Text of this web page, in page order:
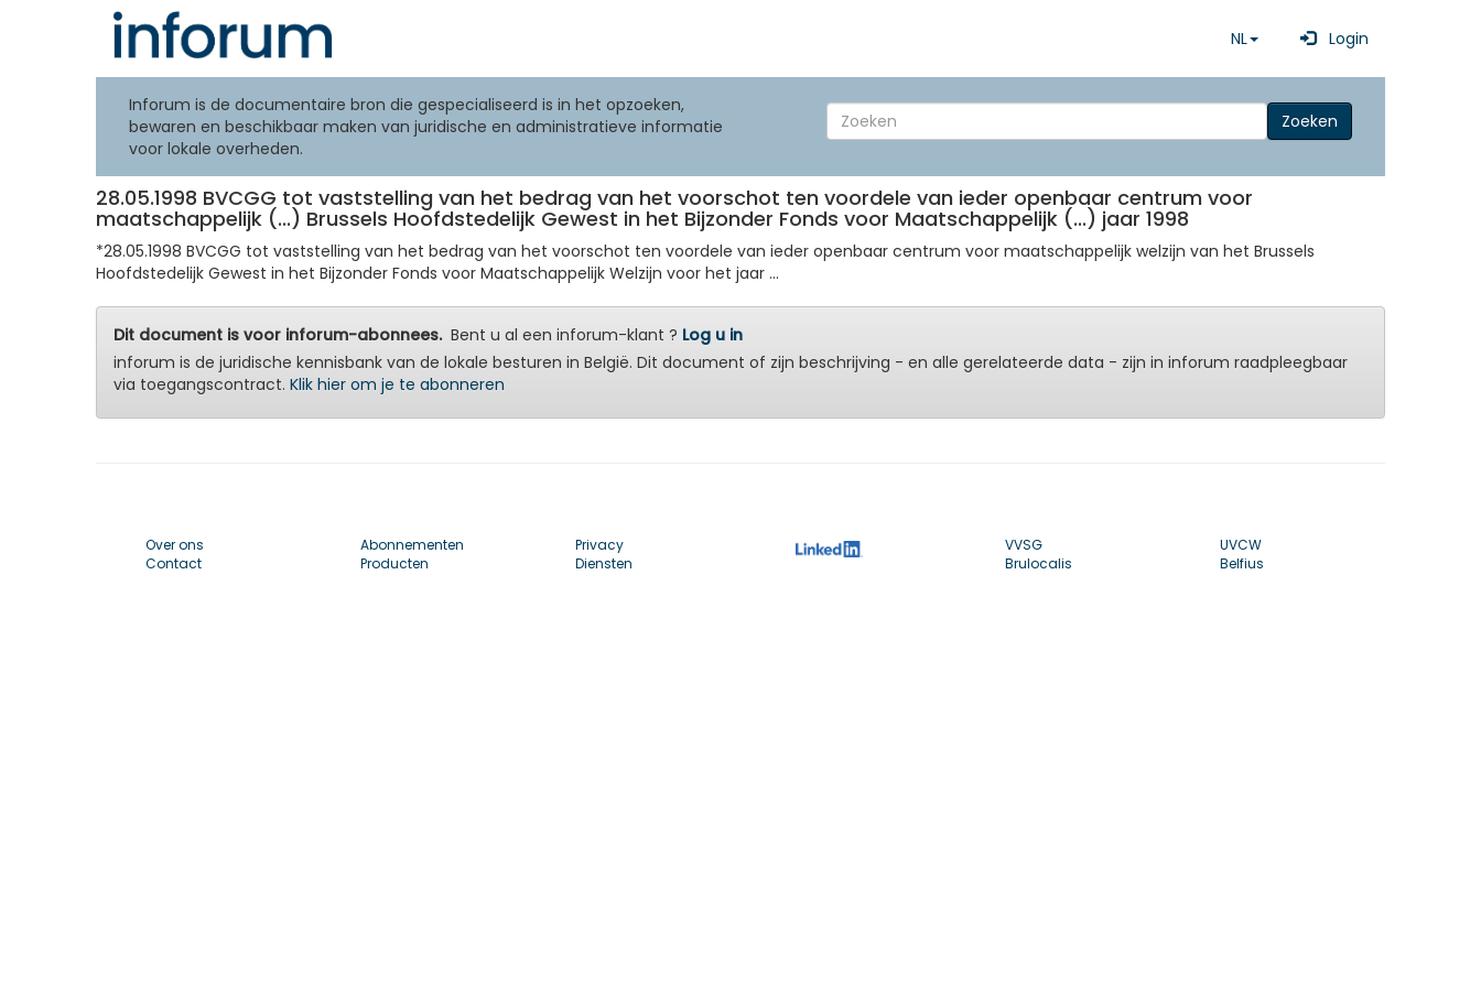
NL Login
Inforum is de documentaire bron die gespecialiseerd is in het opzoeken,
bewaren en beschikbaar maken van juridische en administratieve informatie
voor lokale overheden.
Zoeken
28.05.1998 BVCGG tot vaststelling van het bedrag van het voorschot ten voordele van ieder openbaar centrum voor
maatschappelijk (...) Brussels Hoofdstedelijk Gewest in het Bijzonder Fonds voor Maatschappelijk (...) jaar 1998
*28.05.1998 BVCGG tot vaststelling van het bedrag van het voorschot ten voordele van ieder openbaar centrum voor maatschappelijk welzijn van het Brussels
Hoofdstedelijk Gewest in het Bijzonder Fonds voor Maatschappelijk Welzijn voor het jaar ...
Dit document is voor inforum-abonnees.Bent u al een inforum-klant ? Log u in
inforum is de juridische kennisbank van de lokale besturen in België. Dit document of zijn beschrijving - en alle gerelateerde data - zijn in inforum raadpleegbaar
via toegangscontract. Klik hier om je te abonneren
Over ons
Contact
Abonnementen
Producten
Privacy
Diensten
VVSG
Brulocalis
UVCW
Belfius